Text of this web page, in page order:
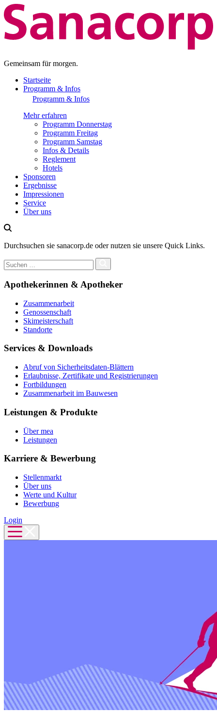
Gemeinsam für morgen.
Startseite
Programm & Infos
Programm & Infos
Mehr erfahren
Programm Donnerstag
Programm Freitag
Programm Samstag
Infos & Details
Reglement
Hotels
Sponsoren
Ergebnisse
Impressionen
Service
Über uns
Durchsuchen sie sanacorp.de oder nutzen sie unsere Quick Links.
Apothekerinnen & Apotheker
Zusammenarbeit
Genossenschaft
Skimeisterschaft
Standorte
Services & Downloads
Abruf von Sicherheitsdaten-Blättern
Erlaubnisse, Zertifikate und Registrierungen
Fortbildungen
Zusammenarbeit im Bauwesen
Leistungen & Produkte
Über mea
Leistungen
Karriere & Bewerbung
Stellenmarkt
Über uns
Werte und Kultur
Bewerbung
Login